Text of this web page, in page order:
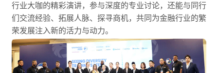
行业大咖的精彩演讲，参与深度的专业讨论，还能与同行
们交流经验、拓展人脉、探寻商机，共同为金融行业的繁
荣发展注入新的活力与动力。